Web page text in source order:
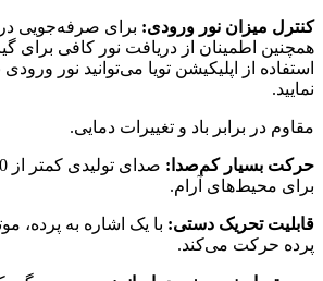
کنترل میزان نور ورودی: برای صرفه‌جویی
همچنین اطمینان از دریافت نور کافی برای
استفاده از اپلیکیشن تویا می‌توانید نور
نمایید.
مقاوم در برابر باد و تغییرات دمایی.
حرکت بسیار کم‌صدا:
برای محیط‌های آرام.
قابلیت تحریک دستی: با یک اشاره به پرده،
پرده حرکت می‌کند.